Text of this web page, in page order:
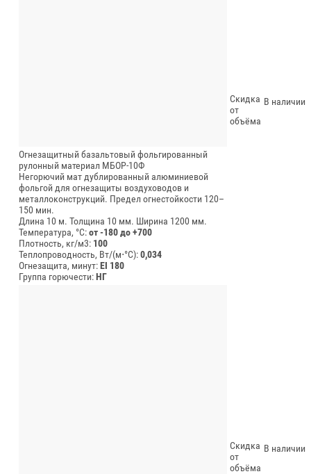
Огнезащитный базальтовый фольгированный
рулонный материал МБОР-10Ф
Негорючий мат дублированный алюминиевой
фольгой для огнезащиты воздуховодов и
металлоконструкций. Предел огнестойкости 120–
150 мин.
Длина 10 м. Толщина 10 мм. Ширина 1200 мм.
Температура, °C:от -180 до +700
Плотность, кг/м3: 100
Теплопроводность, Вт/(м⋅°С):0,034
Огнезащита, минут:EI 180
Группа горючести:НГ
Скидка
от
объёма
В наличии
Скидка
от
объёма
В наличии